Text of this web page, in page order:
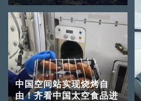
中国空间站实现烧烤自
由！齐看中国太空食品进